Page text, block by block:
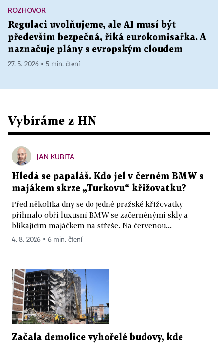
ROZHOVOR
Regulaci uvolňujeme, ale AI musí být
především bezpečná, říká eurokomisařka. A
naznačuje plány s evropským cloudem
27. 5. 2026 ▪ 5 min. čtení
Vybíráme z HN
JAN KUBITA
Hledá se papaláš. Kdo jel v černém BMW s
majákem skrze „Turkovu“ křižovatku?
Před několika dny se do jedné pražské křižovatky
přihnalo obří luxusní BMW se začerněnými skly a
blikajícím majáčkem na střeše. Na červenou...
4. 8. 2026 ▪ 6 min. čtení
Začala demolice vyhořelé budovy, kde